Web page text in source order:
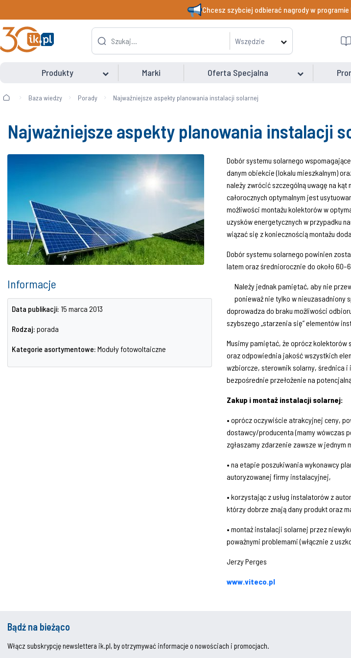
Chcesz szybciej odbierać nagrody w programie
Wszędzie
Produkty Marki Oferta Specjalna
Baza wiedzy Porady Najważniejsze aspekty planowania instalacji solarnej
Najważniejsze aspekty planowania instalacji
Informacje
Data publikacji: 15 marca 2013
Rodzaj: porada
Kategorie asortymentowe: Moduły fotowoltaiczne
Dobór systemu solarnego
danym obiekcie (lokalu mieszkalnym)
należy zwrócić szczególną uwagę na
całorocznych optymalnym jest
możliwości montażu kolektorów w
uzysków energetycznych w przypadku
wiązać się z koniecznością montażu
Dobór systemu solarnego powinien
latem oraz średniorocznie do około
Należy jednak pamiętać, aby nie
ponieważ nie tylko w nieuzasadniony
doprowadza do braku możliwości
szybszego „starzenia się” elementów
Musimy pamiętać, że oprócz kolektorów
oraz odpowiednia jakość wszystkich
wzbiorcze, sterownik solarny, średnica
bezpośrednie przełożenie na
Zakup i montaż instalacji solarnej:
• oprócz oczywiście atrakcyjnej ceny,
dostawcy/producenta (mamy wówczas
zgłaszamy zdarzenie zawsze w
• na etapie poszukiwania wykonawcy
autoryzowanej firmy instalacyjnej,
• korzystając z usług instalatorów z
którzy dobrze znają dany produkt oraz
• montaż instalacji solarnej przez
poważnymi problemami (włącznie z
Jerzy Perges
www.viteco.pl
Bądź na bieżąco
Włącz subskrypcję newslettera ik.pl, by otrzymywać informacje o nowościach i promocjach.